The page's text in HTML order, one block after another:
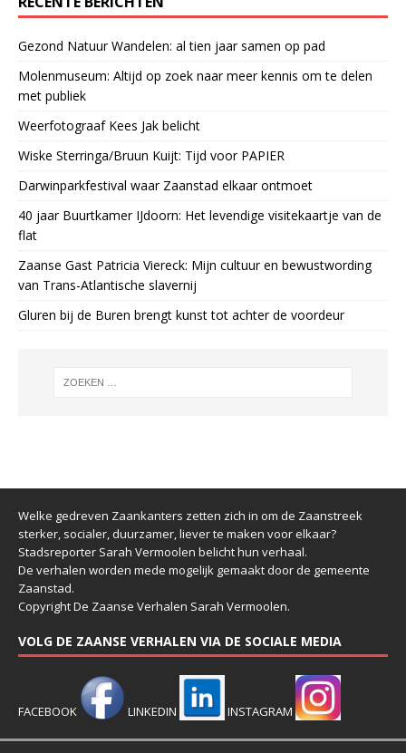
Gezond Natuur Wandelen: al tien jaar samen op pad
Molenmuseum: Altijd op zoek naar meer kennis om te delen
met publiek
Weerfotograaf Kees Jak belicht
Wiske Sterringa/Bruun Kuijt: Tijd voor PAPIER
Darwinparkfestival waar Zaanstad elkaar ontmoet
40 jaar Buurtkamer IJdoorn: Het levendige visitekaartje van de
flat
Zaanse Gast Patricia Viereck: Mijn cultuur en bewustwording
van Trans-Atlantische slavernij
Gluren bij de Buren brengt kunst tot achter de voordeur
Welke gedreven Zaankanters zetten zich in om de Zaanstreek
sterker, socialer, duurzamer, liever te maken voor elkaar?
Stadsreporter Sarah Vermoolen belicht hun verhaal.
De verhalen worden mede mogelijk gemaakt door de gemeente
Zaanstad.
Copyright De Zaanse Verhalen Sarah Vermoolen.
VOLG DE ZAANSE VERHALEN VIA DE SOCIALE MEDIA
FACEBOOK LINKEDIN INSTAGRAM